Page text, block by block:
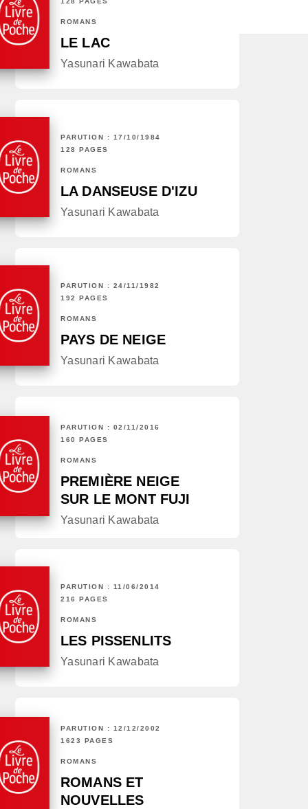
ROMANS
LE LAC
Yasunari Kawabata
PARUTION : 17/10/1984
128 PAGES
ROMANS
LA DANSEUSE D'IZU
Yasunari Kawabata
PARUTION : 24/11/1982
192 PAGES
ROMANS
PAYS DE NEIGE
Yasunari Kawabata
PARUTION : 02/11/2016
160 PAGES
ROMANS
PREMIÈRE NEIGE
SUR LE MONT FUJI
Yasunari Kawabata
PARUTION : 11/06/2014
216 PAGES
ROMANS
LES PISSENLITS
Yasunari Kawabata
PARUTION : 12/12/2002
1623 PAGES
ROMANS
ROMANS ET
NOUVELLES